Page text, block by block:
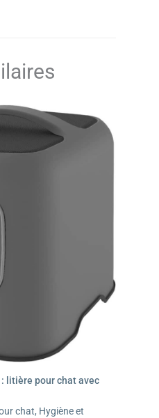
litière pour chat avec
chat, Hygiène et